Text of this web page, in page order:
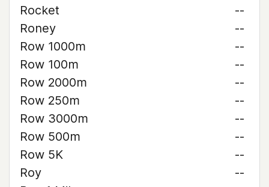
Rocket
--
Roney
--
Row 1000m
--
Row 100m
--
Row 2000m
--
Row 250m
--
Row 3000m
--
Row 500m
--
Row 5K
--
Roy
--